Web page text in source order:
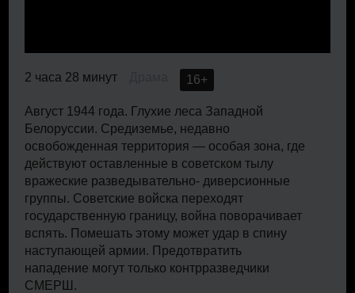
2 часа 28 минут 16+
Август 1944 года. Глухие леса Западной
Белоруссии. Средиземье, недавно
освобожденная территория — особая зона, где
действуют оставленные в советском тылу
вражеские разведывательно- диверсионные
группы. Советские войска переходят
государственную границу, война поворачивает
вспять. Помешать этому может удар в спину
наступающей армии. Предотвратить
нападение могут только контрразведчики
СМЕРШ.